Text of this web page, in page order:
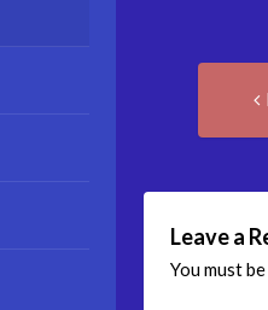
Post
Leave a
You must be